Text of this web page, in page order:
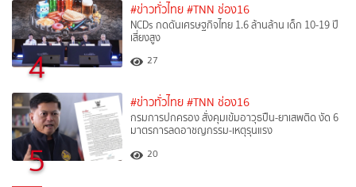
4
#ข่าวทั่วไทย #TNN ช่อง16
NCDs กดดันเศรษฐกิจไทย 1.6 ล้านล้าน เด็ก 10-19 ปี
เสี่ยงสูง
27
5
#ข่าวทั่วไทย #TNN ช่อง16
กรมการปกครอง สั่งคุมเข้มอาวุธปืน-ยาเสพติด งัด 6
มาตรการลดอาชญกรรม-เหตุรุนแรง
20